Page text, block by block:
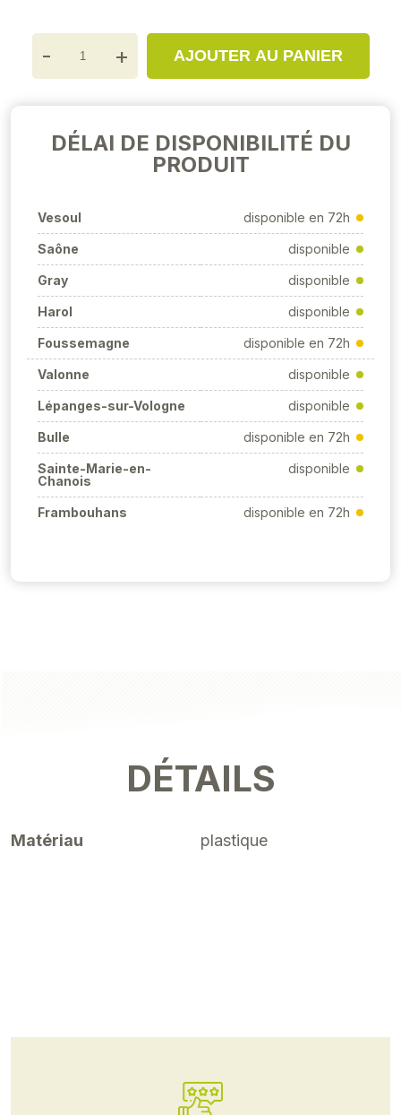
- + AJOUTER AU PANIER
DÉLAI DE DISPONIBILITÉ DU
PRODUIT
Vesoul disponible en 72h
Saône disponible
Gray disponible
Harol disponible
Foussemagne disponible en 72h
Valonne disponible
Lépanges-sur-Vologne disponible
Bulle disponible en 72h
Sainte-Marie-en-
Chanois
disponible
Frambouhans disponible en 72h
DÉTAILS
Matériau plastique